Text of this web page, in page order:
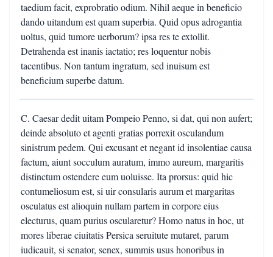
taedium facit, exprobratio odium. Nihil aeque in beneficio
dando uitandum est quam superbia. Quid opus adrogantia
uoltus, quid tumore uerborum? ipsa res te extollit.
Detrahenda est inanis iactatio; res loquentur nobis
tacentibus. Non tantum ingratum, sed inuisum est
beneficium superbe datum.
C. Caesar dedit uitam Pompeio Penno, si dat, qui non aufert;
deinde absoluto et agenti gratias porrexit osculandum
sinistrum pedem. Qui excusant et negant id insolentiae causa
factum, aiunt socculum auratum, immo aureum, margaritis
distinctum ostendere eum uoluisse. Ita prorsus: quid hic
contumeliosum est, si uir consularis aurum et margaritas
osculatus est alioquin nullam partem in corpore eius
electurus, quam purius oscularetur? Homo natus in hoc, ut
mores liberae ciuitatis Persica seruitute mutaret, parum
iudicauit, si senator, senex, summis usus honoribus in